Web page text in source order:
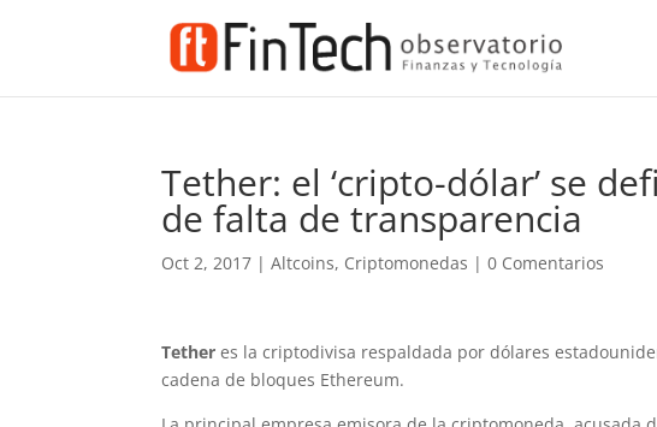
Tether: el ‘cripto-dólar’ se
de falta de transparencia
Oct 2, 2017 |Altcoins, Criptomonedas |0 Comentarios
Tether es la criptodivisa respaldada por dólares
cadena de bloques Ethereum.